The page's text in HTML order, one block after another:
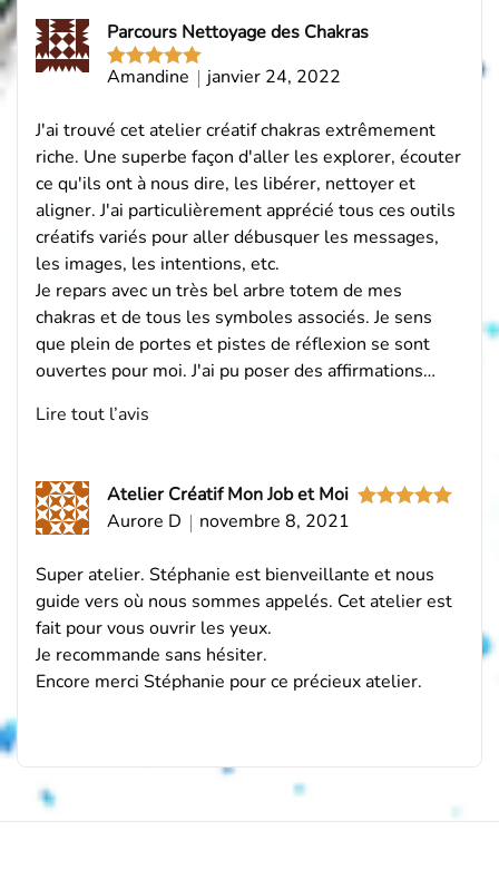
Note5sur
Parcours Nettoyage des Chakras
Amandine
janvier 24, 2022
J'ai trouvé cet atelier créatif chakras extrêmement
riche. Une superbe façon d'aller les explorer, écouter
ce qu'ils ont à nous dire, les libérer, nettoyer et
aligner. J'ai particulièrement apprécié tous ces outils
créatifs variés pour aller débusquer les messages,
les images, les intentions, etc.
Je repars avec un très bel arbre totem de mes
chakras et de tous les symboles associés. Je sens
que plein de portes et pistes de réflexion se sont
ouvertes pour moi. J'ai pu poser des affirmations…
Lire tout l’avis
Atelier Créatif Mon Job et Moi
Aurore D
novembre 8, 2021
Super atelier. Stéphanie est bienveillante et nous
guide vers où nous sommes appelés. Cet atelier est
fait pour vous ouvrir les yeux.
Je recommande sans hésiter.
Encore merci Stéphanie pour ce précieux atelier.